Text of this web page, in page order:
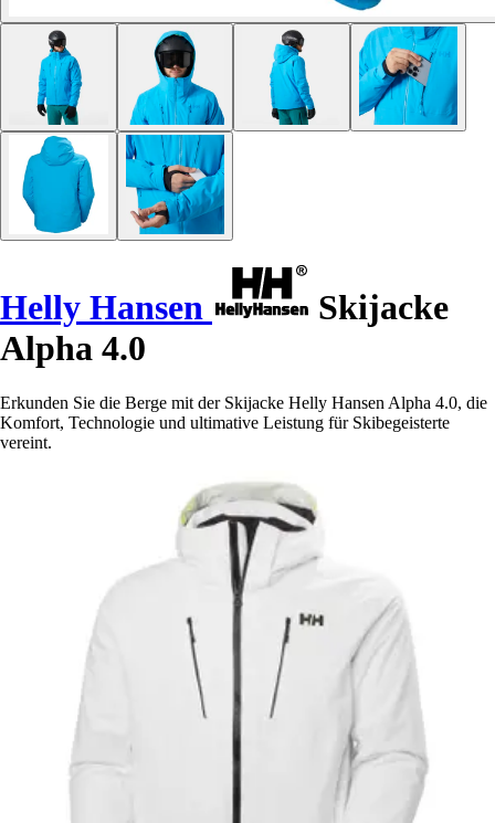
Helly Hansen
Skijacke
Alpha 4.0
Erkunden Sie die Berge mit der Skijacke Helly Hansen Alpha 4.0, die
Komfort, Technologie und ultimative Leistung für Skibegeisterte
vereint.